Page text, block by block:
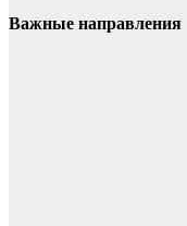
Важные направления